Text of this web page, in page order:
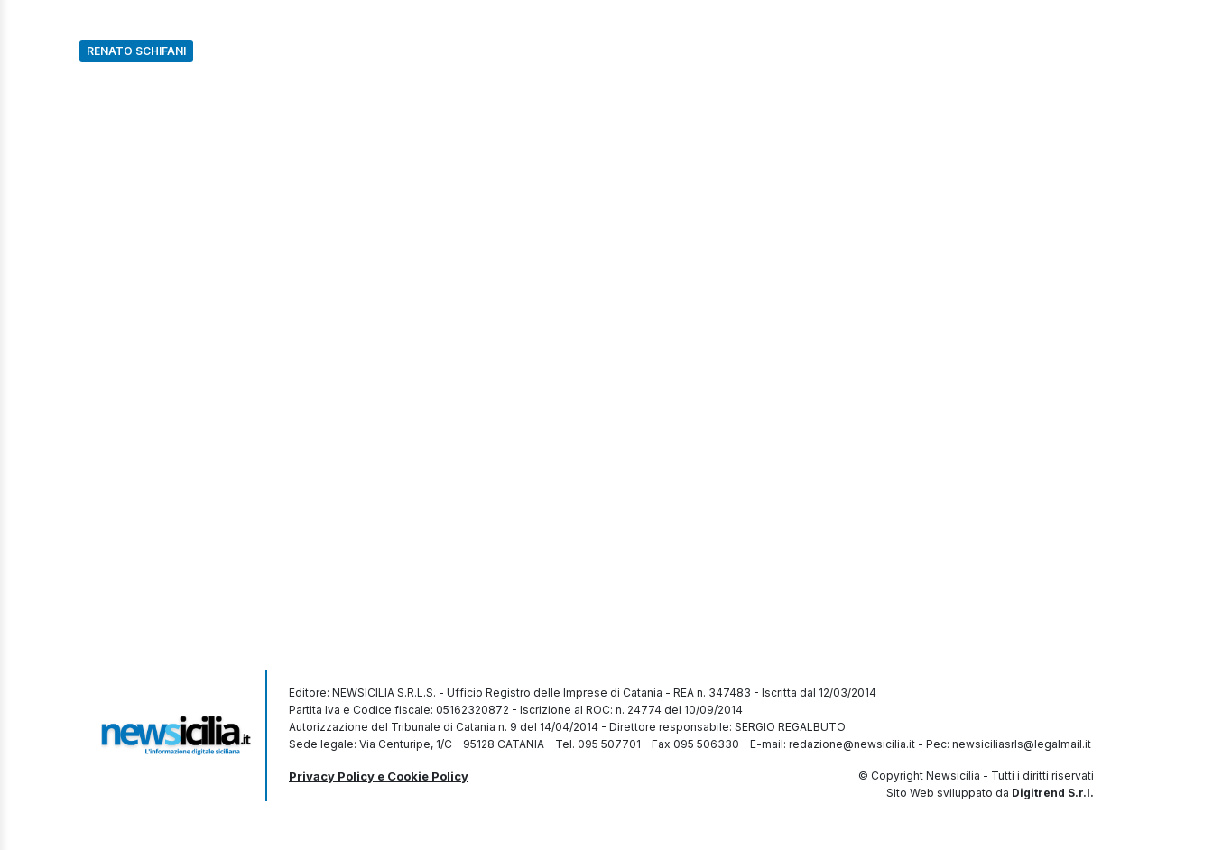
RENATO SCHIFANI
Editore: NEWSICILIA S.R.L.S. - Ufficio Registro delle Imprese di Catania - REA n. 347483 - Iscritta dal 12/03/2014
Partita Iva e Codice fiscale: 05162320872 - Iscrizione al ROC: n. 24774 del 10/09/2014
Autorizzazione del Tribunale di Catania n. 9 del 14/04/2014 - Direttore responsabile: SERGIO REGALBUTO
Sede legale: Via Centuripe, 1/C - 95128 CATANIA - Tel. 095 507701 - Fax 095 506330 - E-mail: redazione@newsicilia.it - Pec: newsiciliasrls@legalmail.it
Privacy Policy e Cookie Policy
© Copyright Newsicilia - Tutti i diritti riservati
Sito Web sviluppato da Digitrend S.r.l.